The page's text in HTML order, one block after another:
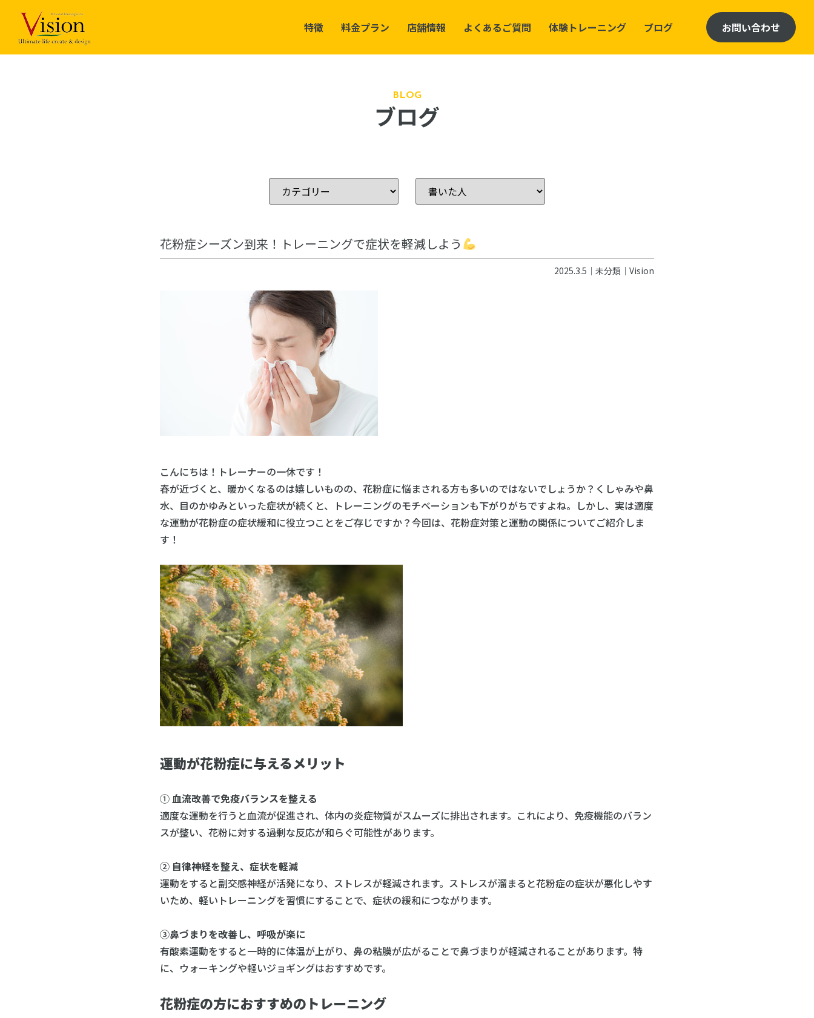
特徴 料金プラン 店舗情報 よくあるご質問 体験トレーニング ブログ お問い合わせ
BLOG
ブログ
花粉症シーズン到来！トレーニングで症状を軽減しよう
2025.3.5｜ 未分類 ｜ Vision
こんにちは！トレーナーの一休です！
春が近づくと、暖かくなるのは嬉しいものの、花粉症に悩まされる方も多いのではないでしょうか？くしゃみや鼻
水、目のかゆみといった症状が続くと、トレーニングのモチベーションも下がりがちですよね。しかし、実は適度
な運動が花粉症の症状緩和に役立つことをご存じですか？今回は、花粉症対策と運動の関係についてご紹介しま
す！
運動が花粉症に与えるメリット
①血流改善で免疫バランスを整える
適度な運動を行うと血流が促進され、体内の炎症物質がスムーズに排出されます。これにより、免疫機能のバラン
スが整い、花粉に対する過剰な反応が和らぐ可能性があります。
② 自律神経を整え、症状を軽減
運動をすると副交感神経が活発になり、ストレスが軽減されます。ストレスが溜まると花粉症の症状が悪化しやす
いため、軽いトレーニングを習慣にすることで、症状の緩和につながります。
③鼻づまりを改善し、呼吸が楽に
有酸素運動をすると一時的に体温が上がり、鼻の粘膜が広がることで鼻づまりが軽減されることがあります。特
に、ウォーキングや軽いジョギングはおすすめです。
花粉症の方におすすめのトレーニング